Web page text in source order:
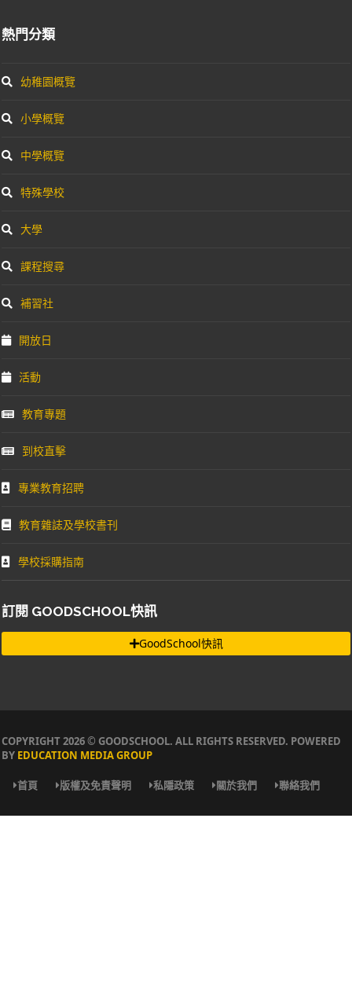
熱門分類
幼稚園概覽
小學概覽
中學概覽
特殊學校
大學
課程搜尋
補習社
開放日
活動
教育專題
到校直擊
專業教育招聘
教育雜誌及學校書刊
學校採購指南
訂閱 GOODSCHOOL快訊
GoodSchool快訊
COPYRIGHT 2026 © GOODSCHOOL. ALL RIGHTS RESERVED. POWERED
BY EDUCATION MEDIA GROUP
首頁 版權及免責聲明 私隱政策 關於我們 聯絡我們